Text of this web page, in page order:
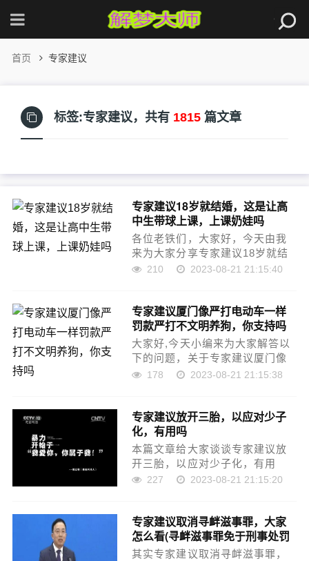
首页 专家建议
标签:专家建议， 共有 1815 篇文章
专家建议18岁就结婚，这是让高
中生带球上课，上课奶娃吗
各位老铁们，大家好，今天由我
来为大家分享专家建议18岁就结
婚，这是让高中生带球上课，上
对大家有所帮助。如果可以帮助
到大家，还望关注收藏下本站，
……
210 2023-08-21 21:15:40
专家建议厦门像严打电动车一样
罚款严打不文明养狗，你支持吗
大家好,今天小编来为大家解答以
下的问题，关于专家建议厦门像
严打电动车一样罚款严打不文明
道，现在让我们一起来看看吧！
本文目录男人48岁了还生二胎
吗……
178 2023-08-21 21:15:38
专家建议放开三胎，以应对少子
化，有用吗
本篇文章给大家谈谈专家建议放
开三胎，以应对少子化，有用
吗，以及不建议三胎的专家对应
己的知识，最重要的是希望对各
位有所帮助，可以解决了您的问
题，……
227 2023-08-21 21:15:20
专家建议取消寻衅滋事罪，大家
怎么看(寻衅滋事罪免于刑事处罚
的条件)
其实专家建议取消寻衅滋事罪，